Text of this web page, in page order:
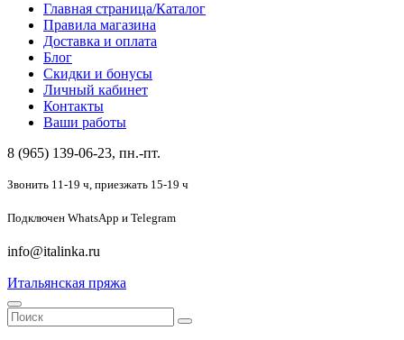
Главная страница/Каталог
Правила магазина
Доставка и оплата
Блог
Скидки и бонусы
Личный кабинет
Контакты
Ваши работы
8 (965) 139-06-23, пн.-пт.
Звонить 11-19 ч, приезжать 15-19 ч
Подключен WhatsApp и Telegram
info@italinka.ru
Итальянская пряжа